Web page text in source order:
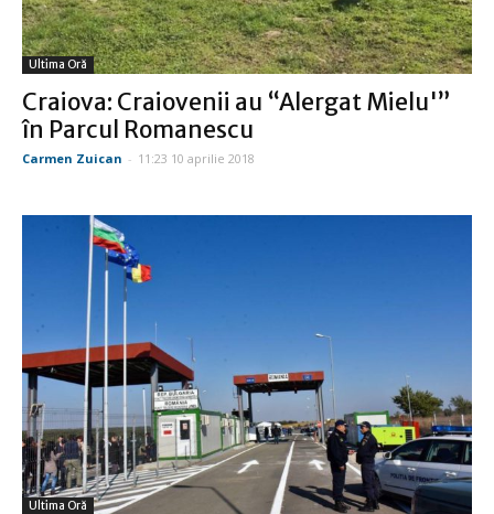
Ultima Oră
Craiova: Craiovenii au “Alergat Mielu'”
în Parcul Romanescu
Carmen Zuican - 11:23 10 aprilie 2018
Ultima Oră